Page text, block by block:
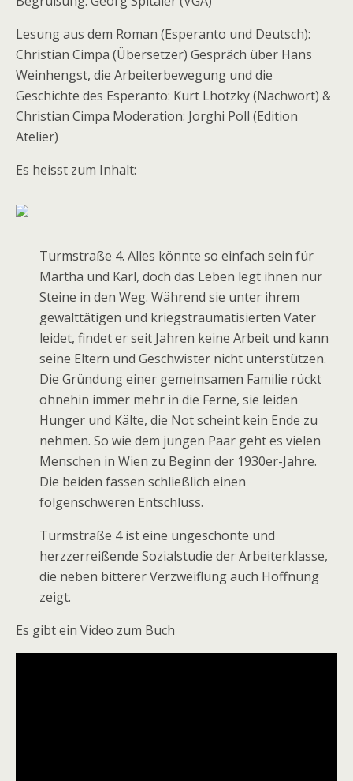
Lesung aus dem Roman (Esperanto und Deutsch):
Christian Cimpa (Übersetzer) Gespräch über Hans
Weinhengst, die Arbeiterbewegung und die
Geschichte des Esperanto: Kurt Lhotzky (Nachwort) &
Christian Cimpa Moderation: Jorghi Poll (Edition
Atelier)
Es heisst zum Inhalt:
Turmstraße 4. Alles könnte so einfach sein für
Martha und Karl, doch das Leben legt ihnen nur
Steine in den Weg. Während sie unter ihrem
gewalttätigen und kriegstraumatisierten Vater
leidet, findet er seit Jahren keine Arbeit und kann
seine Eltern und Geschwister nicht unterstützen.
Die Gründung einer gemeinsamen Familie rückt
ohnehin immer mehr in die Ferne, sie leiden
Hunger und Kälte, die Not scheint kein Ende zu
nehmen. So wie dem jungen Paar geht es vielen
Menschen in Wien zu Beginn der 1930er-Jahre.
Die beiden fassen schließlich einen
folgenschweren Entschluss.
Turmstraße 4 ist eine ungeschönte und
herzzerreißende Sozialstudie der Arbeiterklasse,
die neben bitterer Verzweiflung auch Hoffnung
zeigt.
Es gibt ein Video zum Buch